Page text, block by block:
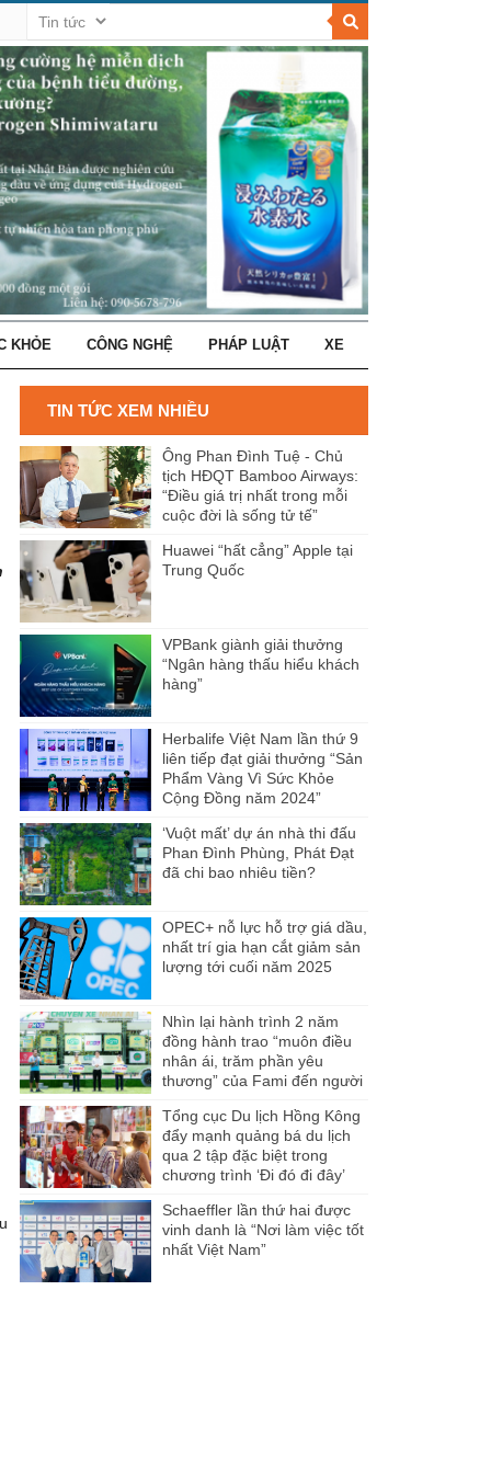
KHỎE CÔNG NGHỆ PHÁP LUẬT XE
TIN TỨC XEM NHIỀU
Ông Phan Đình Tuệ - Chủ
tịch HĐQT Bamboo Airways:
“Điều giá trị nhất trong mỗi
cuộc đời là sống tử tế”
Huawei “hất cẳng” Apple tại
Trung Quốc
VPBank giành giải thưởng
“Ngân hàng thấu hiểu khách
hàng”
Herbalife Việt Nam lần thứ 9
liên tiếp đạt giải thưởng “Sản
Phẩm Vàng Vì Sức Khỏe
Cộng Đồng năm 2024”
‘Vuột mất’ dự án nhà thi đấu
Phan Đình Phùng, Phát Đạt
đã chi bao nhiêu tiền?
OPEC+ nỗ lực hỗ trợ giá dầu,
nhất trí gia hạn cắt giảm sản
lượng tới cuối năm 2025
Nhìn lại hành trình 2 năm
đồng hành trao “muôn điều
nhân ái, trăm phần yêu
thương” của Fami đến người
Tổng cục Du lịch Hồng Kông
đẩy mạnh quảng bá du lịch
qua 2 tập đặc biệt trong
chương trình ‘Đi đó đi đây’
Schaeffler lần thứ hai được
vinh danh là “Nơi làm việc tốt
nhất Việt Nam”